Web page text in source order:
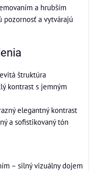
a hrubším
a vytvárajú
štruktúra
kontrast s jemným
elegantný kontrast
a sofistikovaný tón
– silný vizuálny dojem